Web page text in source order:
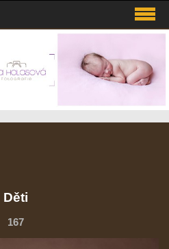
Děti
167